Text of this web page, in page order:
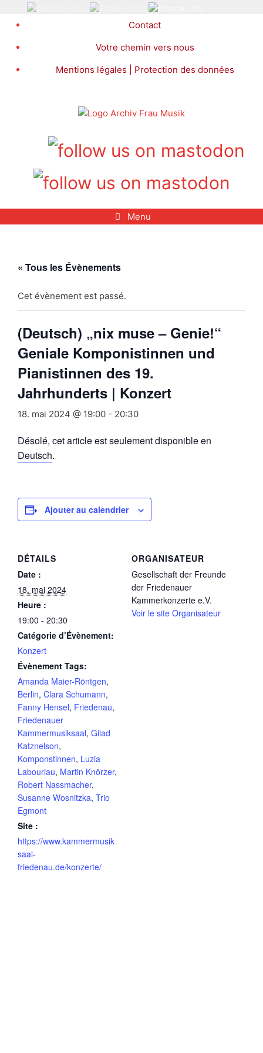
Contact
Votre chemin vers nous
Mentions légales | Protection des données
Menu
« Tous les Évènements
Cet évènement est passé.
(Deutsch) „nix muse – Genie!“
Geniale Komponistinnen und
Pianistinnen des 19.
Jahrhunderts | Konzert
18. mai 2024 @ 19:00 - 20:30
Désolé, cet article est seulement disponible en
Deutsch.
Ajouter au calendrier
DÉTAILS
Date :
18. mai 2024
Heure :
19:00 - 20:30
Catégorie d’Évènement:
Konzert
Évènement Tags:
Amanda Maier-Röntgen,
Berlin, Clara Schumann,
Fanny Hensel, Friedenau,
Friedenauer
Kammermusiksaal, Gilad
Katznelson,
Komponstinnen, Luzia
Labouriau, Martin Knörzer,
Robert Nassmacher,
Susanne Wosnitzka, Trio
Egmont
Site :
https://www.kammermusik
saal-
friedenau.de/konzerte/
ORGANISATEUR
Gesellschaft der Freunde
der Friedenauer
Kammerkonzerte e.V.
Voir le site Organisateur